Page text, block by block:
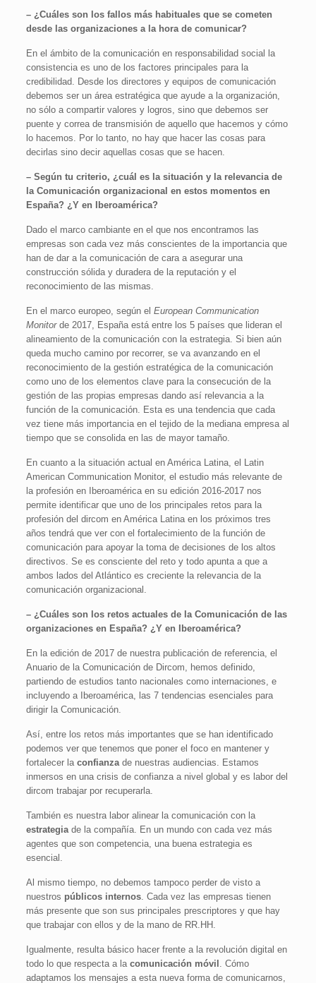
– ¿Cuáles son los fallos más habituales que se cometen
desde las organizaciones a la hora de comunicar?
En el ámbito de la comunicación en responsabilidad social la
consistencia es uno de los factores principales para la
credibilidad. Desde los directores y equipos de comunicación
debemos ser un área estratégica que ayude a la organización,
no sólo a compartir valores y logros, sino que debemos ser
puente y correa de transmisión de aquello que hacemos y cómo
lo hacemos. Por lo tanto, no hay que hacer las cosas para
decirlas sino decir aquellas cosas que se hacen.
– Según tu criterio, ¿cuál es la situación y la relevancia de
la Comunicación organizacional en estos momentos en
España? ¿Y en Iberoamérica?
Dado el marco cambiante en el que nos encontramos las
empresas son cada vez más conscientes de la importancia que
han de dar a la comunicación de cara a asegurar una
construcción sólida y duradera de la reputación y el
reconocimiento de las mismas.
En el marco europeo, según elEuropean Communication
Monitorde 2017, España está entre los 5 países que lideran el
alineamiento de la comunicación con la estrategia. Si bien aún
queda mucho camino por recorrer, se va avanzando en el
reconocimiento de la gestión estratégica de la comunicación
como uno de los elementos clave para la consecución de la
gestión de las propias empresas dando así relevancia a la
función de la comunicación. Esta es una tendencia que cada
vez tiene más importancia en el tejido de la mediana empresa al
tiempo que se consolida en las de mayor tamaño.
En cuanto a la situación actual en América Latina, el Latin
American Communication Monitor, el estudio más relevante de
la profesión en Iberoamérica en su edición 2016-2017 nos
permite identificar que uno de los principales retos para la
profesión del dircom en América Latina en los próximos tres
años tendrá que ver con el fortalecimiento de la función de
comunicación para apoyar la toma de decisiones de los altos
directivos. Se es consciente del reto y todo apunta a que a
ambos lados del Atlántico es creciente la relevancia de la
comunicación organizacional.
– ¿Cuáles son los retos actuales de la Comunicación de las
organizaciones en España? ¿Y en Iberoamérica?
En la edición de 2017 de nuestra publicación de referencia, el
Anuario de la Comunicación de Dircom, hemos definido,
partiendo de estudios tanto nacionales como internaciones, e
incluyendo a Iberoamérica, las 7 tendencias esenciales para
dirigir la Comunicación.
Así, entre los retos más importantes que se han identificado
podemos ver que tenemos que poner el foco en mantener y
fortalecer laconfianzade nuestras audiencias. Estamos
inmersos en una crisis de confianza a nivel global y es labor del
dircom trabajar por recuperarla.
También es nuestra labor alinear la comunicación con la
estrategiade la compañía. En un mundo con cada vez más
agentes que son competencia, una buena estrategia es
esencial.
Al mismo tiempo, no debemos tampoco perder de visto a
nuestros públicos internos. Cada vez las empresas tienen
más presente que son sus principales prescriptores y que hay
que trabajar con ellos y de la mano de RR.HH.
Igualmente, resulta básico hacer frente a la revolución digital en
todo lo que respecta a lacomunicación móvil . Cómo
adaptamos los mensajes a esta nueva forma de comunicarnos,